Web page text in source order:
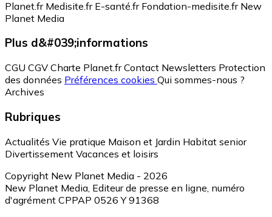
Planet.fr Medisite.fr E-santé.fr Fondation-medisite.fr New
Planet Media
Plus d&#039;informations
CGU CGV Charte Planet.fr Contact Newsletters Protection
des données Préférences cookies Qui sommes-nous ?
Archives
Rubriques
Actualités Vie pratique Maison et Jardin Habitat senior
Divertissement Vacances et loisirs
Copyright New Planet Media - 2026
New Planet Media, Editeur de presse en ligne, numéro
d'agrément CPPAP 0526 Y 91368